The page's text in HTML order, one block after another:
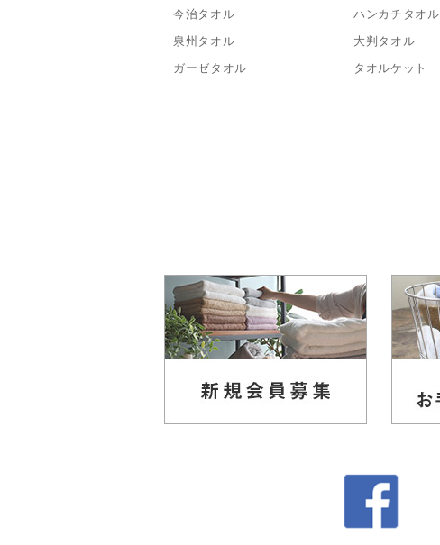
今治タオル
泉州タオル
ガーゼタオル
ハンカチタオル
大判タオル
タオルケット